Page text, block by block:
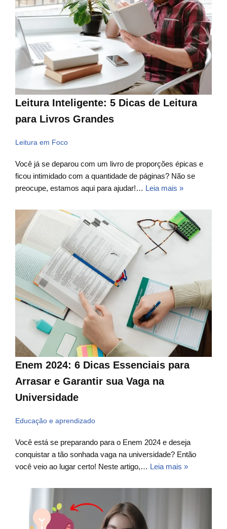
Leitura Inteligente: 5 Dicas de Leitura
para Livros Grandes
Leitura em Foco
Você já se deparou com um livro de proporções épicas e
ficou intimidado com a quantidade de páginas? Não se
preocupe, estamos aqui para ajudar!… Leia mais »
Enem 2024: 6 Dicas Essenciais para
Arrasar e Garantir sua Vaga na
Universidade
Educação e aprendizado
Você está se preparando para o Enem 2024 e deseja
conquistar a tão sonhada vaga na universidade? Então
você veio ao lugar certo! Neste artigo,… Leia mais »